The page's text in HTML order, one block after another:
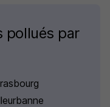
pollués par